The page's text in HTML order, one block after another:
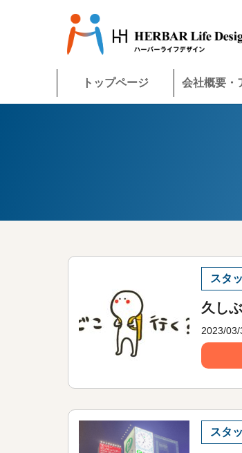
トップページ 会社概要・
スタ
久し
2023/03/
スタ